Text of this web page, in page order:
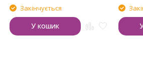
Закінчується
У кошик